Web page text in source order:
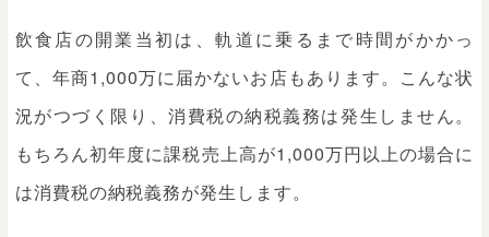
飲食店の開業当初は、軌道に乗るまで時間がかかっ
て、年商1,000万に届かないお店もあります。こんな状
況がつづく限り、消費税の納税義務は発生しません。
もちろん初年度に課税売上高が1,000万円以上の場合に
は消費税の納税義務が発生します。